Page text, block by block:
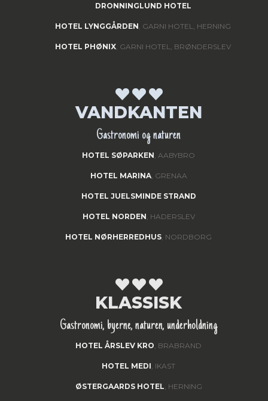
DRONNINGLUND HOTEL
HOTEL LYNGGÅRDEN , GARNI HOTEL, HERNING
HOTEL PHØNIX , GARNI HOTEL, BRØNDERSLEV
VANDKANTEN
Gastronomi og naturen
HOTEL SØPARKEN , AABYBRO
HOTEL MARINA, GRENAA
HOTEL JUELSMINDE STRAND
HOTEL NORDEN , HADERSLEV
HOTEL NØRHERREDHUS , NORDBORG
KLASSISK
Gastronomi, byerne, naturen, underholdning
HOTEL ÅRSLEV KRO , BRABRAND
HOTEL MEDI , IKAST
ØSTERGAARDS HOTEL , HERNING